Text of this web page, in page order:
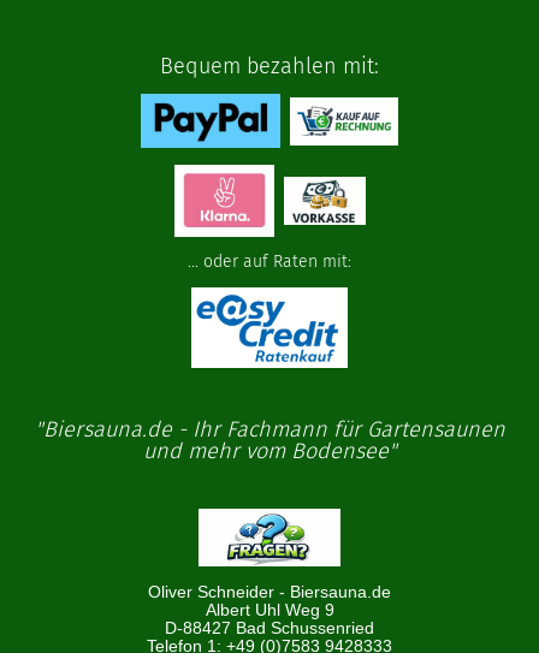
Bequem bezahlen mit:
... oder auf Raten mit:
"Biersauna.de - Ihr Fachmann für Gartensaunen
und mehr vom Bodensee"
Oliver Schneider - Biersauna.de
Albert Uhl Weg 9
D-88427 Bad Schussenried
Telefon 1: +49 (0)7583 9428333